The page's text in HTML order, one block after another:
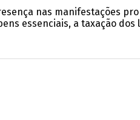
nas manifestações
essenciais, a taxação